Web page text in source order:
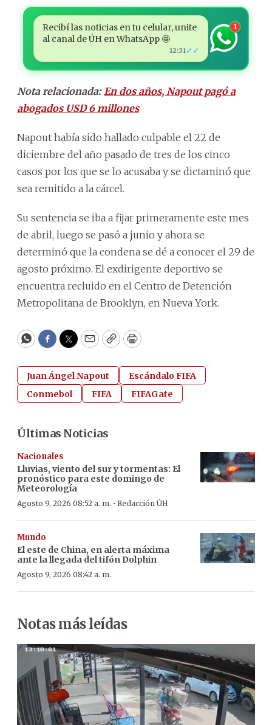
Recibí las noticias en tu celular, unite
al canal de ÚH en WhatsApp 🤩
12:31 ✓✓
1
Nota relacionada: En dos años, Napout pagó a
abogados USD 6 millones
Napout había sido hallado culpable el 22 de
diciembre del año pasado de tres de los cinco
casos por los que se lo acusaba y se dictaminó que
sea remitido a la cárcel.
Su sentencia se iba a fijar primeramente este mes
de abril, luego se pasó a junio y ahora se
determinó que la condena se dé a conocer el 29 de
agosto próximo. El exdirigente deportivo se
encuentra recluido en el Centro de Detención
Metropolitana de Brooklyn, en Nueva York.
WhatsApp
Facebook
Twitter
EmailCopyPrint
Juan Ángel Napout
Escándalo FIFA
Conmebol
FIFA FIFAGate
Últimas Noticias
Nacionales
Lluvias, viento del sur y tormentas: El
pronóstico para este domingo de
Meteorología
Agosto 9, 2026 08:52 a. m. · Redacción ÚH
Mundo
El este de China, en alerta máxima
ante la llegada del tifón Dolphin
Agosto 9, 2026 08:42 a. m.
Notas más leídas